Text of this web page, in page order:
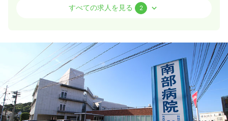
正看護師
20.7〜35.6万円/月 賞与4.6ヶ月
※一例
時間 8:30～17:00（休憩60分）
4週8休以上
月給35万円以上可
気になる 詳細を見る
すべての求人を見る 2